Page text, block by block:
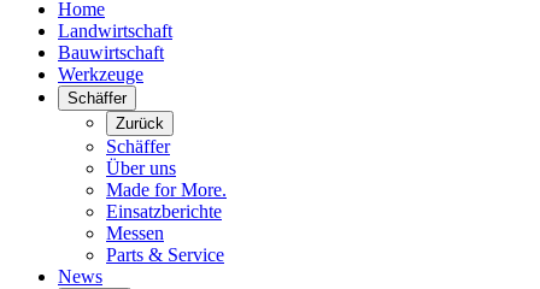
Home
Landwirtschaft
Bauwirtschaft
Werkzeuge
Schäffer
Zurück
Schäffer
Über uns
Made for More.
Einsatzberichte
Messen
Parts & Service
News